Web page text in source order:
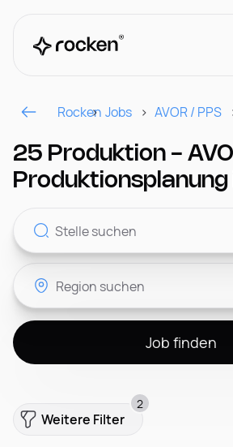
Für Arbeitgeber
Kontakt
CH
Rocken Jobs AVOR / PPS
25 Produktion -
Produktionsplanung
Job finden
Weitere Filter
2